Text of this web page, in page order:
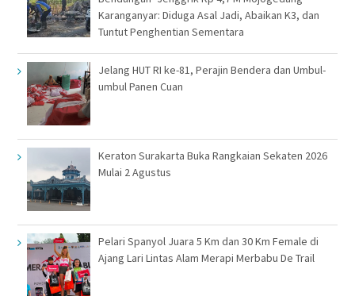
Karanganyar: Diduga Asal Jadi, Abaikan K3, dan
Tuntut Penghentian Sementara
Jelang HUT RI ke-81, Perajin Bendera dan Umbul-
umbul Panen Cuan
Keraton Surakarta Buka Rangkaian Sekaten 2026
Mulai 2 Agustus
Pelari Spanyol Juara 5 Km dan 30 Km Female di
Ajang Lari Lintas Alam Merapi Merbabu De Trail